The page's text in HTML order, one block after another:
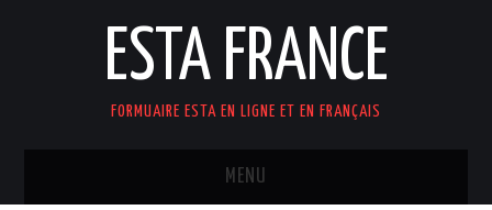
ESTA FRANCE
FORMUAIRE ESTA EN LIGNE ET EN FRANÇAIS
MENU